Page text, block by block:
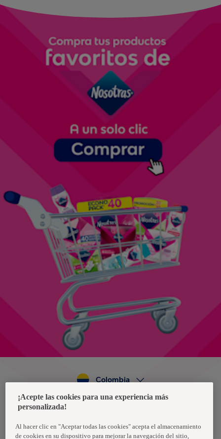
Política de privacidad de datos
Colombia
¡Acepte las cookies para una experiencia más
personalizada!
Al hacer clic en "Aceptar todas las cookies" acepta el almacenamiento
de cookies en su dispositivo para mejorar la navegación del sitio,